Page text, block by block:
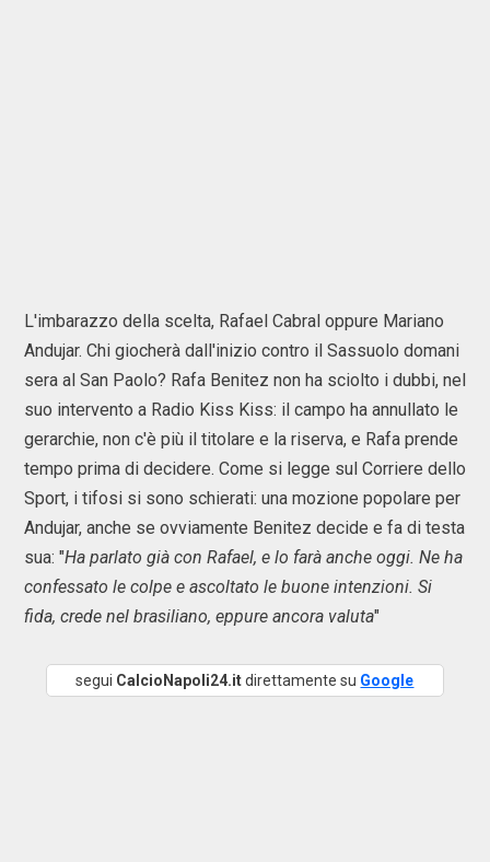
L'imbarazzo della scelta, Rafael Cabral oppure Mariano
Andujar. Chi giocherà dall'inizio contro il Sassuolo domani
sera al San Paolo? Rafa Benitez non ha sciolto i dubbi, nel
suo intervento a Radio Kiss Kiss: il campo ha annullato le
gerarchie, non c'è più il titolare e la riserva, e Rafa prende
tempo prima di decidere. Come si legge sul Corriere dello
Sport, i tifosi si sono schierati: una mozione popolare per
Andujar, anche se ovviamente Benitez decide e fa di testa
sua: "Ha parlato già con Rafael, e lo farà anche oggi. Ne ha
confessato le colpe e ascoltato le buone intenzioni. Si
fida, crede nel brasiliano, eppure ancora valuta"
segui CalcioNapoli24.itdirettamente su Google